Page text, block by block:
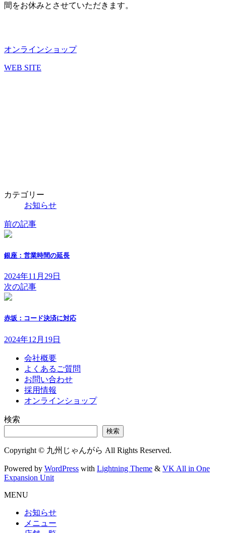
間をお休みとさせていただきます。
オンラインショップ
WEB SITE
カテゴリー
お知らせ
前の記事
銀座：営業時間の延長
2024年11月29日
次の記事
赤坂：コード決済に対応
2024年12月19日
会社概要
よくあるご質問
お問い合わせ
採用情報
オンラインショップ
検索
検索
Copyright © 九州じゃんがら All Rights Reserved.
Powered by WordPress with Lightning Theme & VK All in One
Expansion Unit
MENU
お知らせ
メニュー